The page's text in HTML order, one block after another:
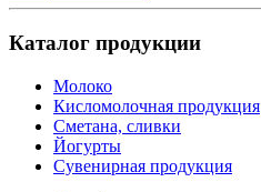
Каталог продукции
Молоко
Кисломолочная продукция
Сметана, сливки
Йогурты
Сувенирная продукция